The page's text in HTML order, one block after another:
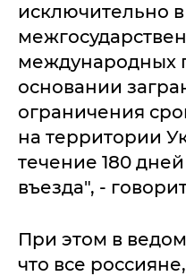
исключительно в
международных
основании
ограничения
на территории
течение 180
въезда", -
При этом в
что все